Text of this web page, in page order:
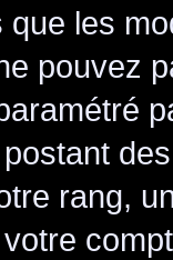
que les
pouvez
rang,